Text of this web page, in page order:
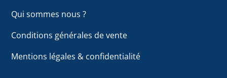
Qui sommes nous ?
Conditions générales de vente
Mentions légales & confidentialité